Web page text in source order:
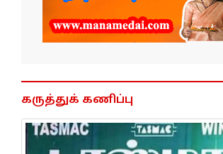
கருத்துக் கணிப்பு